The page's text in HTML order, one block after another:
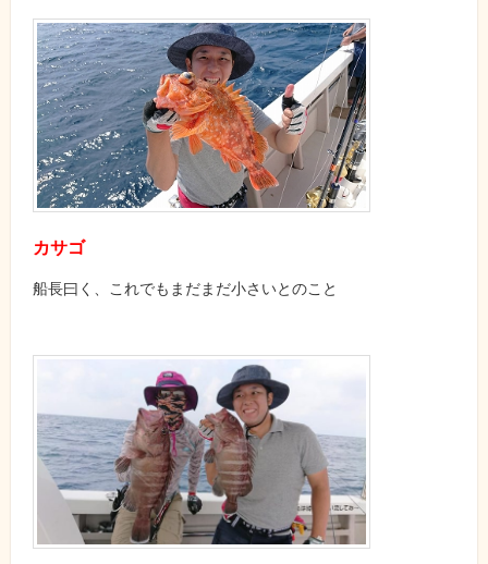
カサゴ
船長曰く、これでもまだまだ小さいとのこと